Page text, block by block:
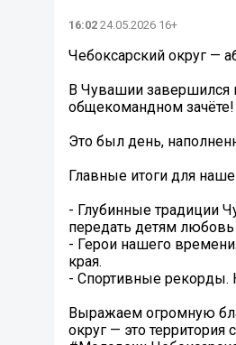
16:02 24.05.2026 16+
Чебоксарский округ —
В Чувашии завершился
общекомандном зачёте!
Это был день,
Главные итоги для
- Глубинные традиции
передать детям
- Герои нашего
края.
- Спортивные рекорды.
Выражаем огромную
округ — это